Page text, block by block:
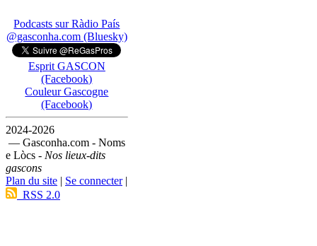
Podcasts sur Ràdio País
@gasconha.com (Bluesky)
Esprit GASCON
(Facebook)
Couleur Gascogne
(Facebook)
2024-2026
— Gasconha.com - Noms
e Lòcs - Nos lieux-dits
gascons
Plan du site | Se connecter|
RSS 2.0